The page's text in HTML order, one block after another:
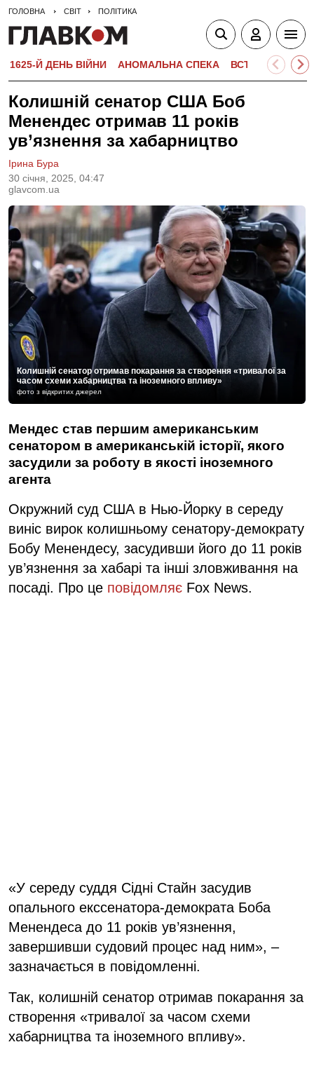
ГОЛОВНА СВІТ ПОЛІТИКА
1625-Й ДЕНЬ ВІЙНИ АНОМАЛЬНА СПЕКА ВСТУПНА
Колишній сенатор США Боб
Менендес отримав 11 років
ув’язнення за хабарництво
30 сiчня, 2025, 04:47
glavcom.ua
Ірина Бура
Колишній сенатор отримав покарання за створення «тривалої за
часом схеми хабарництва та іноземного впливу»
фото з відкритих джерел
Мендес став першим американським
сенатором в американській історії, якого
засудили за роботу в якості іноземного
агента
Окружний суд США в Нью-Йорку в середу
виніс вирок колишньому сенатору-демократу
Бобу Менендесу, засудивши його до 11 років
ув’язнення за хабарі та інші зловживання на
посаді. Про це повідомляє Fox News.
«У середу суддя Сідні Стайн засудив
опального екссенатора-демократа Боба
Менендеса до 11 років ув’язнення,
завершивши судовий процес над ним», –
зазначається в повідомленні.
Так, колишній сенатор отримав покарання за
створення «тривалої за часом схеми
хабарництва та іноземного впливу».